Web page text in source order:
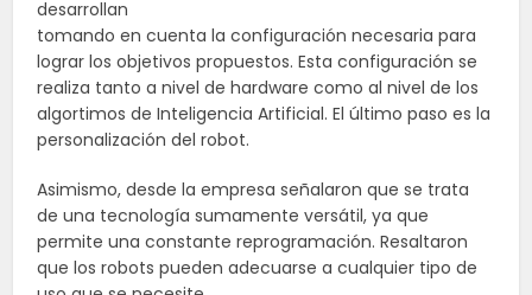
desarrollan
tomando en cuenta la configuración necesaria para
lograr los objetivos propuestos. Esta configuración se
realiza tanto a nivel de hardware como al nivel de los
algortimos de Inteligencia Artificial. El último paso es la
personalización del robot.
Asimismo, desde la empresa señalaron que se trata
de una tecnología sumamente versátil, ya que
permite una constante reprogramación. Resaltaron
que los robots pueden adecuarse a cualquier tipo de